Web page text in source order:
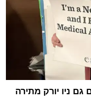
ניו יורק מתירה